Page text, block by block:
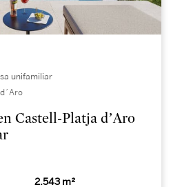
unifamiliar
Castell-Platja d’Aro
2.543 m²